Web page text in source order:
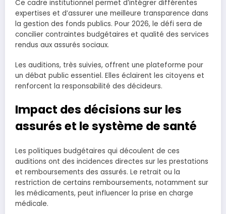
Ce cadre institutionnel permet d’intégrer différentes
expertises et d’assurer une meilleure transparence dans
la gestion des fonds publics. Pour 2026, le défi sera de
concilier contraintes budgétaires et qualité des services
rendus aux assurés sociaux.
Les auditions, très suivies, offrent une plateforme pour
un débat public essentiel. Elles éclairent les citoyens et
renforcent la responsabilité des décideurs.
Impact des décisions sur les
assurés et le système de santé
Les politiques budgétaires qui découlent de ces
auditions ont des incidences directes sur les prestations
et remboursements des assurés. Le retrait ou la
restriction de certains remboursements, notamment sur
les médicaments, peut influencer la prise en charge
médicale.